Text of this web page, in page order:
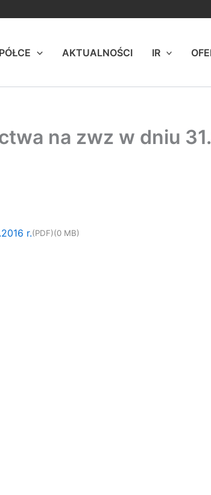
AKTUALNOŚCI IR
na zwz w dniu
r.(PDF)(0 MB)